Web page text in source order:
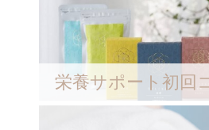
栄養サポート初回